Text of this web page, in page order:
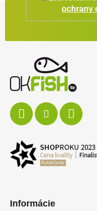
ochrany
Informácie